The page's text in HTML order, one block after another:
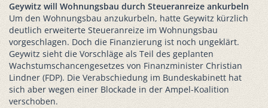
Geywitz will Wohnungsbau durch Steueranreize ankurbeln
Um den Wohnungsbau anzukurbeln, hatte Geywitz kürzlich
deutlich erweiterte Steueranreize im Wohnungsbau
vorgeschlagen. Doch die Finanzierung ist noch ungeklärt.
Geywitz sieht die Vorschläge als Teil des geplanten
Wachstumschancengesetzes von Finanzminister Christian
Lindner (FDP). Die Verabschiedung im Bundeskabinett hat
sich aber wegen einer Blockade in der Ampel-Koalition
verschoben.